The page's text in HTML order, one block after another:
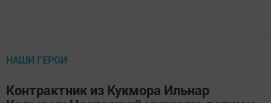
НАШИ ГЕРОИ
Контрактник из Кукмора Ильнар